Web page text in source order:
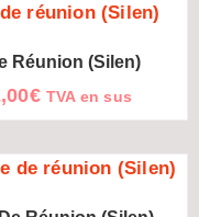
Réunion (Silen)
€ TVA en sus